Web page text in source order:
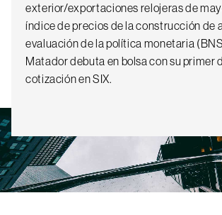
exterior/exportaciones relojeras de
índice de precios de la construcción de
evaluación de la política monetaria
Matador debuta en bolsa con su primer
cotización en SIX.